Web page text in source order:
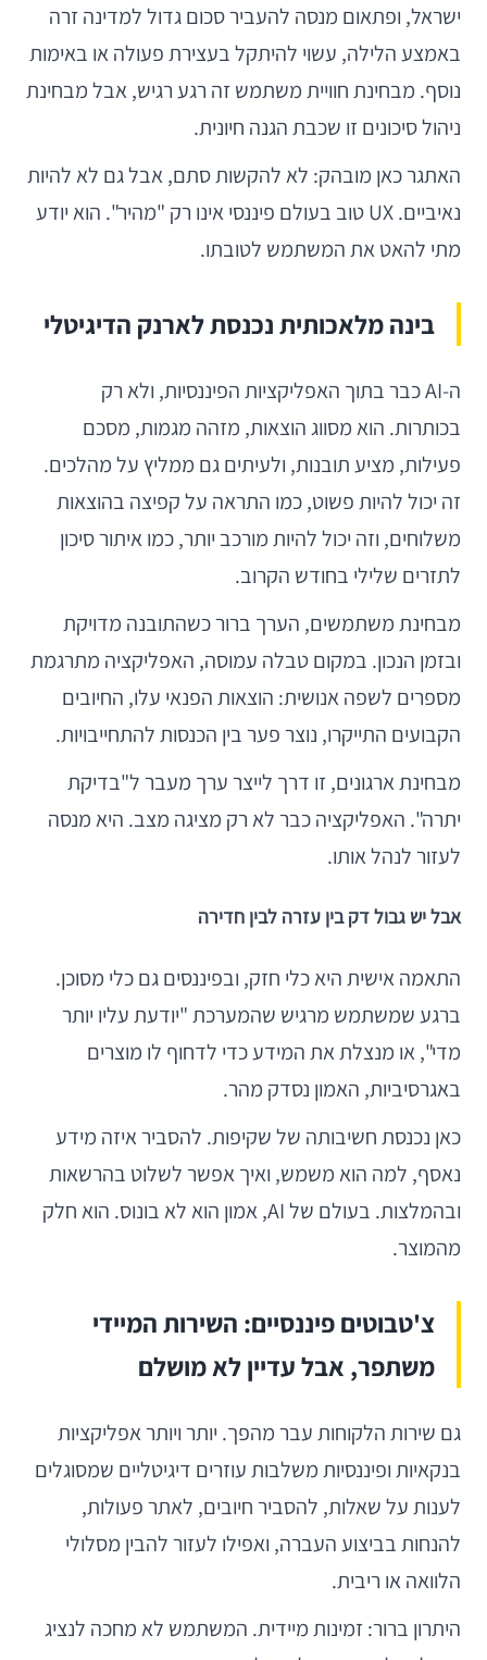
ישראל, ופתאום מנסה להעביר סכום גדול למדינה זרה
באמצע הלילה, עשוי להיתקל בעצירת פעולה או באימות
נוסף. מבחינת חוויית משתמש זה רגע רגיש, אבל מבחינת
ניהול סיכונים זו שכבת הגנה חיונית.
האתגר כאן מובהק: לא להקשות סתם, אבל גם לא להיות
נאיביים. UX טוב בעולם פיננסי אינו רק "מהיר". הוא יודע
מתי להאט את המשתמש לטובתו.
בינה מלאכותית נכנסת לארנק הדיגיטלי
ה-AI כבר בתוך האפליקציות הפיננסיות, ולא רק
בכותרות. הוא מסווג הוצאות, מזהה מגמות, מסכם
פעילות, מציע תובנות, ולעיתים גם ממליץ על מהלכים.
זה יכול להיות פשוט, כמו התראה על קפיצה בהוצאות
משלוחים, וזה יכול להיות מורכב יותר, כמו איתור סיכון
לתזרים שלילי בחודש הקרוב.
מבחינת משתמשים, הערך ברור כשהתובנה מדויקת
ובזמן הנכון. במקום טבלה עמוסה, האפליקציה מתרגמת
מספרים לשפה אנושית: הוצאות הפנאי עלו, החיובים
הקבועים התייקרו, נוצר פער בין הכנסות להתחייבויות.
מבחינת ארגונים, זו דרך לייצר ערך מעבר ל"בדיקת
יתרה". האפליקציה כבר לא רק מציגה מצב. היא מנסה
לעזור לנהל אותו.
אבל יש גבול דק בין עזרה לבין חדירה
התאמה אישית היא כלי חזק, ובפיננסים גם כלי מסוכן.
ברגע שמשתמש מרגיש שהמערכת "יודעת עליו יותר
מדי", או מנצלת את המידע כדי לדחוף לו מוצרים
באגרסיביות, האמון נסדק מהר.
כאן נכנסת חשיבותה של שקיפות. להסביר איזה מידע
נאסף, למה הוא משמש, ואיך אפשר לשלוט בהרשאות
ובהמלצות. בעולם של AI, אמון הוא לא בונוס. הוא חלק
מהמוצר.
צ'טבוטים פיננסיים: השירות המיידי
משתפר, אבל עדיין לא מושלם
גם שירות הלקוחות עבר מהפך. יותר ויותר אפליקציות
בנקאיות ופיננסיות משלבות עוזרים דיגיטליים שמסוגלים
לענות על שאלות, להסביר חיובים, לאתר פעולות,
להנחות בביצוע העברה, ואפילו לעזור להבין מסלולי
הלוואה או ריבית.
היתרון ברור: זמינות מיידית. המשתמש לא מחכה לנציג